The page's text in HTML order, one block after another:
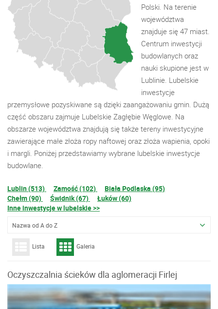
Polski. Na terenie
województwa
znajduje się 47 miast.
Centrum inwestycji
budowlanych oraz
nauki skupione jest w
Lublinie. Lubelskie
inwestycje
przemysłowe pozyskiwane są dzięki zaangażowaniu gmin. Dużą
część obszaru zajmuje Lubelskie Zagłębie Węglowe. Na
obszarze województwa znajdują się także tereny inwestycyjne
zawierające małe złoża ropy naftowej oraz złoża wapienia, opoki
i margli. Poniżej przedstawiamy wybrane lubelskie inwestycje
budowlane.
Lublin (513) Zamość (102)
Biała Podlaska (95)
Chełm (90)
Świdnik (67)
Łuków (60)
Inne inwestycje w lubelskie >>
Nazwa od A do Z
Lista Galeria
Oczyszczalnia ścieków dla aglomeracji Firlej